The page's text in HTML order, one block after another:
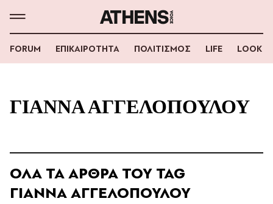
FORUM ΕΠΙΚΑΙΡΟΤΗΤΑ ΠΟΛΙΤΙΣΜΟΣ LIFE LOOK
ΓΙΑΝΝΑ ΑΓΓΕΛΟΠΟΥΛΟΥ
ΟΛΑ ΤΑ ΑΡΘΡΑ ΤΟΥ TAG
ΓΙΑΝΝΑ ΑΓΓΕΛΟΠΟΥΛΟΥ